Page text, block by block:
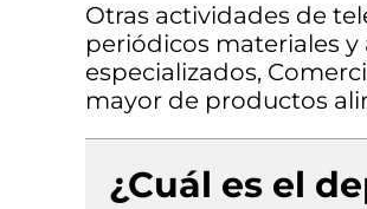
Otras actividades de
periódicos materiales
especializados,
mayor de productos
¿Cuál es el